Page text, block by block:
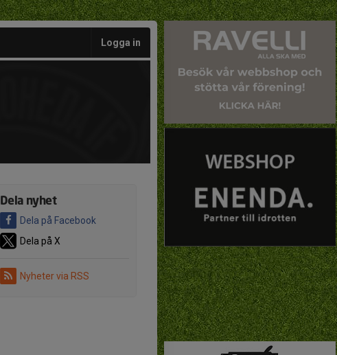
Logga in
Dela nyhet
Dela på Facebook
Dela på X
Nyheter via RSS